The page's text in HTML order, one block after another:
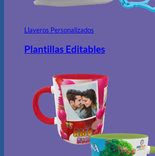
Llaveros Personalizados
Plantillas Editables